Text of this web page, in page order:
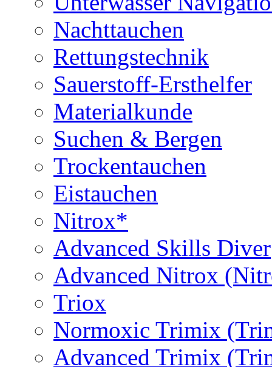
Nachttauchen
Rettungstechnik
Sauerstoff-Ersthelfer
Materialkunde
Suchen & Bergen
Trockentauchen
Eistauchen
Nitrox*
Advanced Skills Diver
Advanced Nitrox
Triox
Normoxic Trimix
Advanced Trimix